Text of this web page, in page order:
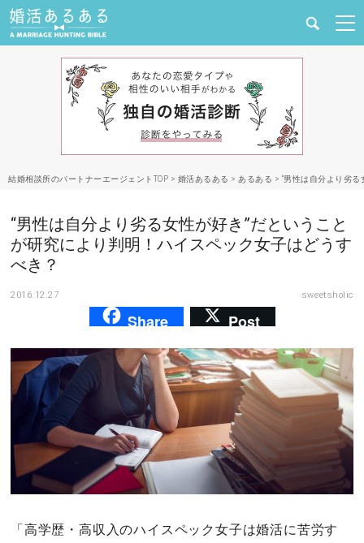
婚活と結婚
合コン・街コン
マッチングアプリ
あるある
その他
ドキドキ
仕事とキャリア
特集
結婚相談所のパートナーエージェントTOP > 婚活あるある > あるある > “男性は自分より劣
“男性は自分より劣る女性が好き”だということ
が研究により判明！ハイスペック女子はどうす
べき？
2016.12.27 sweetsholic
Share Post
「高学歴・高収入のハイスペック女子は婚活に苦労す